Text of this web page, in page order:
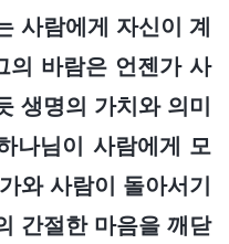
사람에게 자신이 계
의 바람은 언젠가 사
생명의 가치와 의미
나님이 사람에게 모
와 사람이 돌아서기
간절한 마음을 깨닫